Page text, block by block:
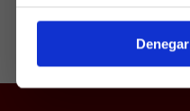
Denegar